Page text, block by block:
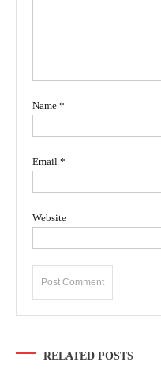
Name *
Email *
Website
RELATED POSTS